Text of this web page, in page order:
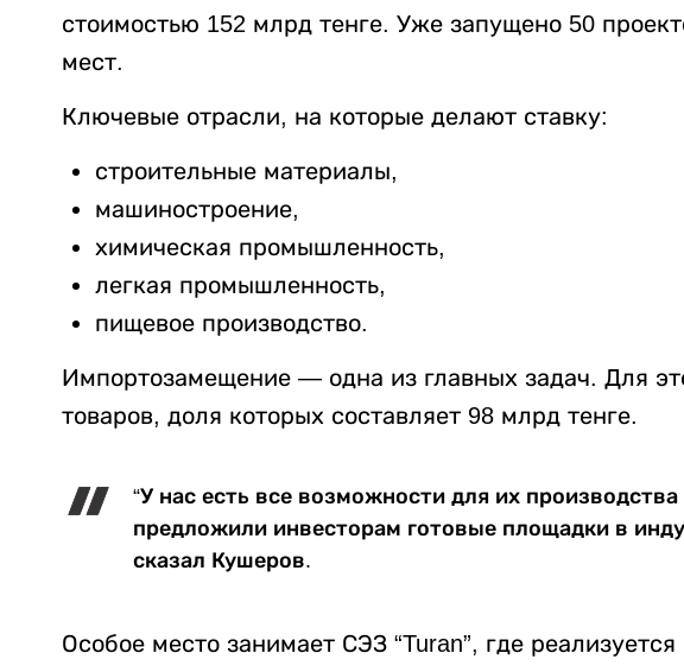
стоимостью 152 млрд тенге. Уже запущено 50
мест.
Ключевые отрасли, на которые делают ставку:
строительные материалы,
машиностроение,
химическая промышленность,
легкая промышленность,
пищевое производство.
Импортозамещение — одна из главных задач. Для
товаров, доля которых составляет 98 млрд тенге.
“У нас есть все возможности для их
предложили инвесторам готовые площадки в
сказал Кушеров.
Особое место занимает СЭЗ “Turan”, где